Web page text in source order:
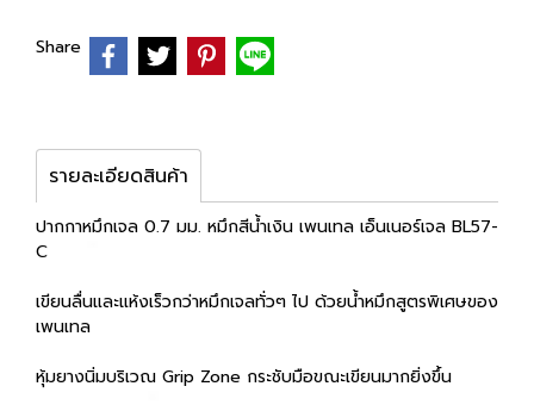
Share
รายละเอียดสินค้า
ปากกาหมึกเจล 0.7 มม. หมึกสีน้ำเงิน เพนเทล เอ็นเนอร์เจล BL57-
C
เขียนลื่นและแห้งเร็วกว่าหมึกเจลทั่วๆ ไป ด้วยน้ำหมึกสูตรพิเศษของ
เพนเทล
หุ้มยางนิ่มบริเวณ Grip Zone กระชับมือขณะเขียนมากยิ่งขึ้น